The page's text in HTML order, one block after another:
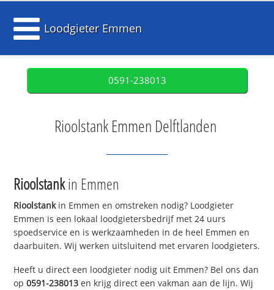
Loodgieter Emmen
0591-238013
Rioolstank Emmen Delftlanden
Rioolstankin Emmen
Rioolstankin Emmen en omstreken nodig? Loodgieter
Emmen is een lokaal loodgietersbedrijf met 24 uurs
spoedservice en is werkzaamheden in de heel Emmen en
daarbuiten. Wij werken uitsluitend met ervaren loodgieters.
Heeft u direct een loodgieter nodig uit Emmen? Bel ons dan
op0591-238013 en krijg direct een vakman aan de lijn. Wij